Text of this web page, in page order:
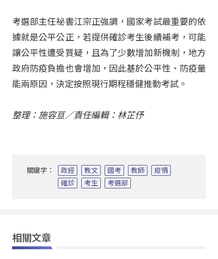
考選部主任祕書江宗正強調，國家考試最重要的依
據就是公平公正，若提供確診考生後續補考，可能
讓公平性遭受質疑，且為了少數增加新機制，地方
政府防疫負擔也會增加，因此基於公平性、防疫量
能兩原因，決定按照現行期程穩健推動考試。
整理：施容亘／責任編輯：林芷伃
關鍵字： 政經 教文 國考 教師
疫情
確診
考生 考選部
相關文章